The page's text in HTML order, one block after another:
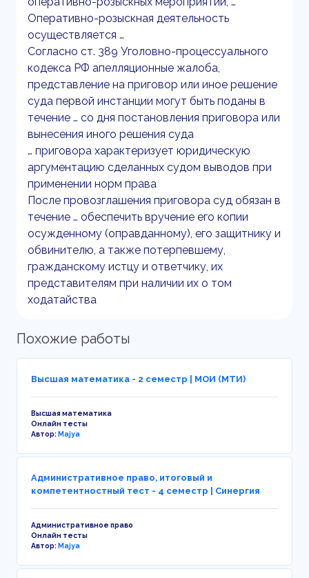
Оперативно-розыскная деятельность
осуществляется …
Согласно ст. 389 Уголовно-процессуального
кодекса РФ апелляционные жалоба,
представление на приговор или иное решение
суда первой инстанции могут быть поданы в
течение … со дня постановления приговора или
вынесения иного решения суда
… приговора характеризует юридическую
аргументацию сделанных судом выводов при
применении норм права
После провозглашения приговора суд обязан в
течение … обеспечить вручение его копии
осужденному (оправданному), его защитнику и
обвинителю, а также потерпевшему,
гражданскому истцу и ответчику, их
представителям при наличии их о том
ходатайства
Похожие работы
Высшая математика - 2 семестр | МОИ (МТИ)
Высшая математика
Онлайн тесты
Автор:Majya
Административное право, итоговый и
компетентностный тест - 4 семестр | Синергия
Административное право
Онлайн тесты
Автор:Majya